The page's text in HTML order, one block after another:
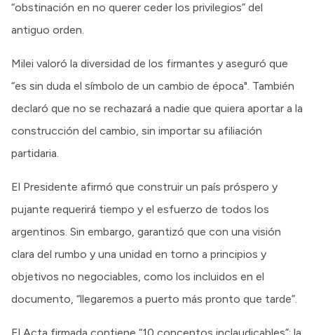
“obstinación en no querer ceder los privilegios” del
antiguo orden.
Milei valoró la diversidad de los firmantes y aseguró que
“es sin duda el símbolo de un cambio de época". También
declaró que no se rechazará a nadie que quiera aportar a la
construcción del cambio, sin importar su afiliación
partidaria.
El Presidente afirmó que construir un país próspero y
pujante requerirá tiempo y el esfuerzo de todos los
argentinos. Sin embargo, garantizó que con una visión
clara del rumbo y una unidad en torno a principios y
objetivos no negociables, como los incluidos en el
documento, “llegaremos a puerto más pronto que tarde”.